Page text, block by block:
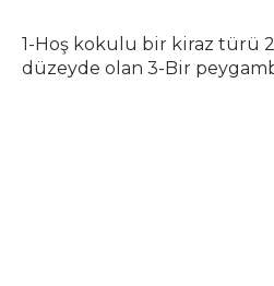
1-Hoş kokulu bir kiraz türü
düzeyde olan 3-Bir